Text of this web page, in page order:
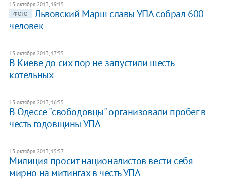
13 октября 2013, 19:15
ФОТО
Львовский Марш славы УПА собрал 600
человек
13 октября 2013, 17:55
В Киеве до сих пор не запустили шесть
котельных
13 октября 2013, 16:55
В Одессе "свободовцы" организовали пробег в
честь годовщины УПА
13 октября 2013, 15:57
Милиция просит националистов вести себя
мирно на митингах в честь УПА